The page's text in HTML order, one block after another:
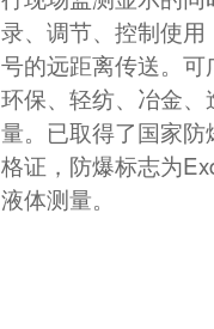
录、调节、控制使
号的远距离传送。
环保、轻纺、冶金
量。已取得了国家
格证，防爆标志为
液体测量。